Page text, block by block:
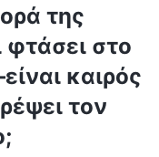
της
στο
καιρός
τον